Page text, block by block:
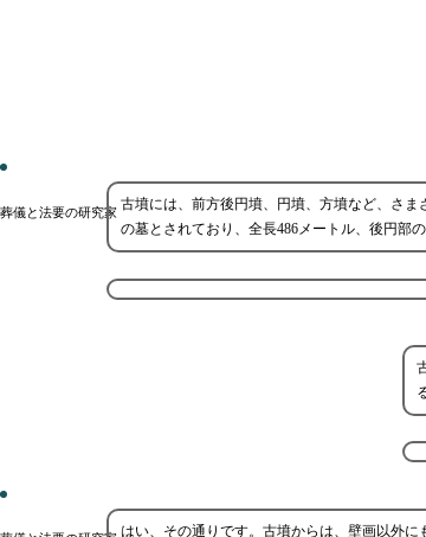
葬儀と法要の研究家 古墳には、前方後円墳、円墳、方墳など、さ
の墓とされており、全長486メートル、後円部
はい、その通りです。古墳からは、壁画以外